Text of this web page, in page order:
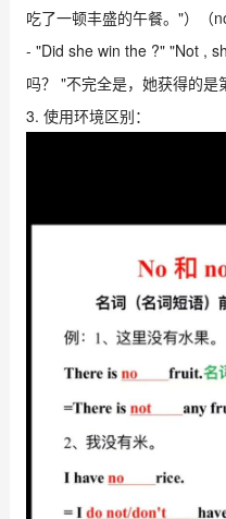
吃了一顿丰盛的午餐。"）（
- "Did she win the ?" "Not ,
吗？ "不完全是，她获得的是
3. 使用环境区别：